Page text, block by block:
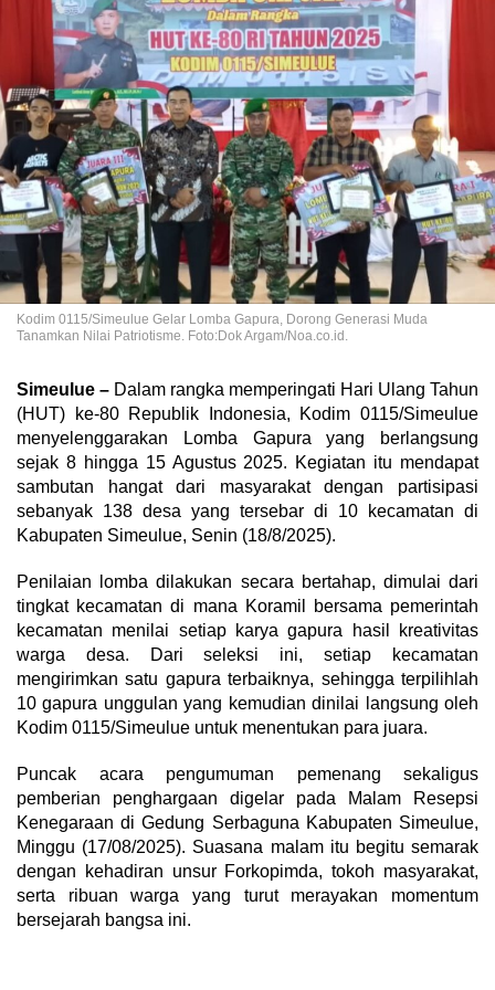
Kodim 0115/Simeulue Gelar Lomba Gapura, Dorong Generasi Muda
Tanamkan Nilai Patriotisme. Foto:Dok Argam/Noa.co.id.
Simeulue – Dalam rangka memperingati Hari Ulang Tahun
(HUT) ke-80 Republik Indonesia, Kodim 0115/Simeulue
menyelenggarakan Lomba Gapura yang berlangsung
sejak 8 hingga 15 Agustus 2025. Kegiatan itu mendapat
sambutan hangat dari masyarakat dengan partisipasi
sebanyak 138 desa yang tersebar di 10 kecamatan di
Kabupaten Simeulue, Senin (18/8/2025).
Penilaian lomba dilakukan secara bertahap, dimulai dari
tingkat kecamatan di mana Koramil bersama pemerintah
kecamatan menilai setiap karya gapura hasil kreativitas
warga desa. Dari seleksi ini, setiap kecamatan
mengirimkan satu gapura terbaiknya, sehingga terpilihlah
10 gapura unggulan yang kemudian dinilai langsung oleh
Kodim 0115/Simeulue untuk menentukan para juara.
Puncak acara pengumuman pemenang sekaligus
pemberian penghargaan digelar pada Malam Resepsi
Kenegaraan di Gedung Serbaguna Kabupaten Simeulue,
Minggu (17/08/2025). Suasana malam itu begitu semarak
dengan kehadiran unsur Forkopimda, tokoh masyarakat,
serta ribuan warga yang turut merayakan momentum
bersejarah bangsa ini.